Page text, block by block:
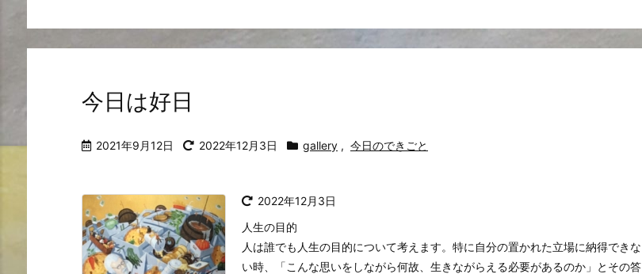
今日は好日
2021年9月12日 2022年12月3日 gallery , 今日のできごと
2022年12月3日
人生の目的
人は誰でも人生の目的について考えます。特に自分の置かれた立場に納得できな
い時、「こんな思いをしながら何故、生きながらえる必要があるのか」とその答